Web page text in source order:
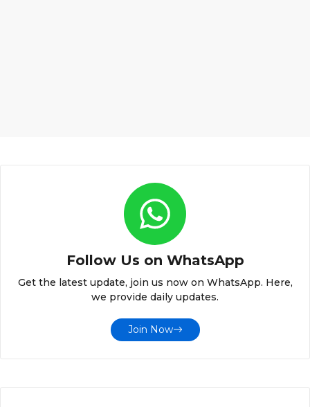
Follow Us on WhatsApp
Get the latest update, join us now on WhatsApp. Here,
we provide daily updates.
Join Now